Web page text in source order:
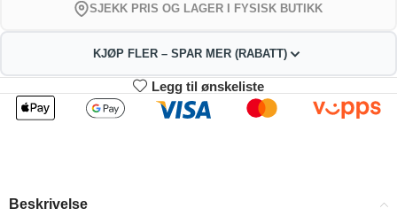
SJEKK PRIS OG LAGER I FYSISK BUTIKK
KJØP FLER – SPAR MER (RABATT)
2
356.40
kr
3-4
352.80
4%
Legg til ønskeliste
Beskrivelse